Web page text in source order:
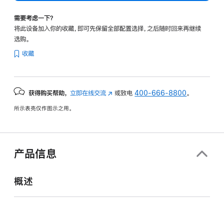
需要考虑一下？
将此设备加入你的收藏，即可先保留全部配置选择，之后随时回来再继续
选购。
收藏
获得购买帮助， 立即在线交流 (在
中
或致电400-666-8800 。
所示表壳仅作图示之用。
产品信息
概述